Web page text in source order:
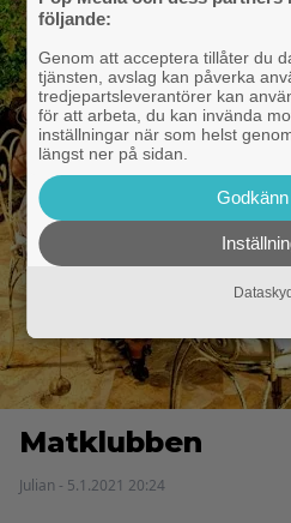
Matklubben
Julian - 5.1.2021 20:24
följande:
Genom att acceptera tillåter du
tjänsten, avslag kan påverka
tredjepartsleverantörer kan
för att arbeta, du kan invända
inställningar när som helst
längst ner på sidan.